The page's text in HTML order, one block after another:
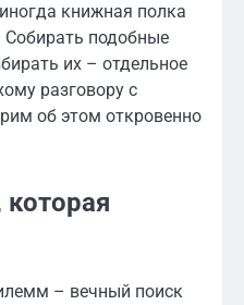
книжная полка
Собирать подобные
их – отдельное
разговору с
об этом откровенно
которая
– вечный поиск